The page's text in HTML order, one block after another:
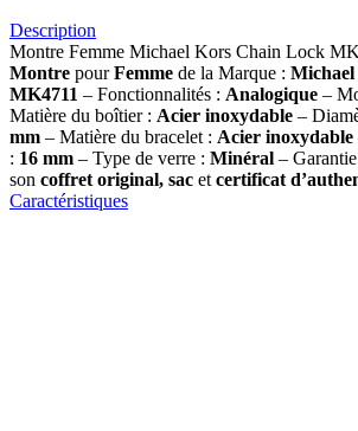
Description
Montre Femme Michael Kors Chain Lock
Montre pourFemme de la Marque :
MK4711 – Fonctionnalités : Analogique –
Matière du boîtier : Acier inoxydable –
mm – Matière du bracelet : Acier inoxydable
: 16 mm – Type de verre : Minéral –
son coffret original, sac et certificat
Caractéristiques